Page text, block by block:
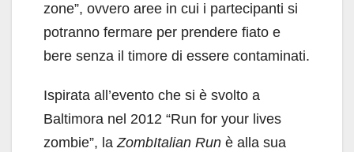
zone”, ovvero aree in cui i partecipanti si
potranno fermare per prendere fiato e
bere senza il timore di essere contaminati.
Ispirata all’evento che si è svolto a
Baltimora nel 2012 “Run for your lives
zombie”, laZombItalian Run è alla sua